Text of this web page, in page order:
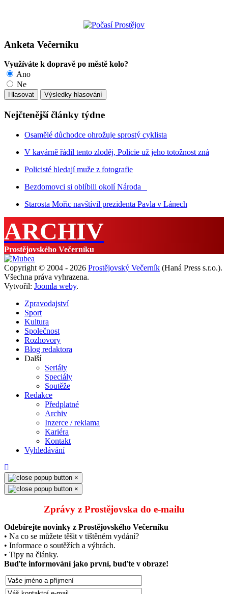
Anketa Večerníku
Využíváte k dopravě po městě kolo?
Ano
Ne
Nejčtenější články týdne
Osamělé důchodce ohrožuje sprostý cyklista
V kavárně řádil tento zloděj, Policie už jeho totožnost zná
Policisté hledají muže z fotografie
Bezdomovci si oblíbili okolí Národa
Starosta Mořic navštívil prezidenta Pavla v Lánech
ARCHIV
Prostějovského Večerníku
Copyright © 2004 - 2026 Prostějovský Večerník (Haná Press s.r.o.).
Všechna práva vyhrazena.
Vytvořil: Joomla weby.
Zpravodajství
Sport
Kultura
Společnost
Rozhovory
Blog redaktora
Další
Seriály
Speciály
Soutěže
Redakce
Předplatné
Archiv
Inzerce / reklama
Kariéra
Kontakt
Vyhledávání
×
×
Zprávy z Prostějovska do e‑mailu
Odebírejte novinky z Prostějovského Večerníku
• Na co se můžete těšit v tištěném vydání?
• Informace o soutěžích a výhrách.
• Tipy na články.
Buďte informování jako první, buďte v obraze!